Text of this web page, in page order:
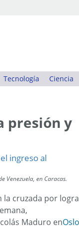
Tecnología Ciencia
presión y
Venezuela, en Caracas.
la cruzada por
Maduro en